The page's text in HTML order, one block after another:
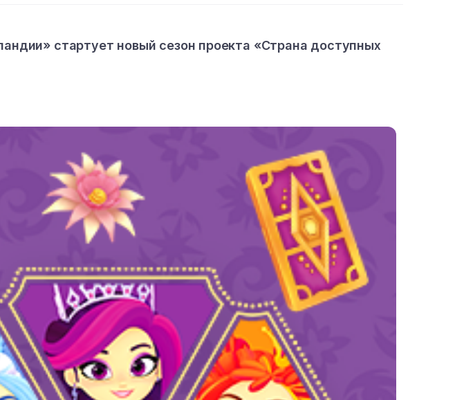
стартует новый сезон проекта «Страна доступных